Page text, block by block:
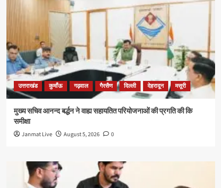
उत्तराखंड कुमाँऊ गढ़वाल गैरसैण दिल्ली देहरादून मसूरी
मुख्य सचिव आनन्द बर्द्धन ने वाह्य सहायतित परियोजनाओं की प्रगति की कि
समीक्षा
Janmat Live August 5, 2026 0